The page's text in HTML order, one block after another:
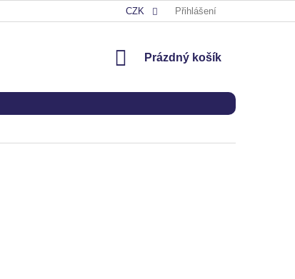
CZK Přihlášení
NÁKUPNÍ
Prázdný košík